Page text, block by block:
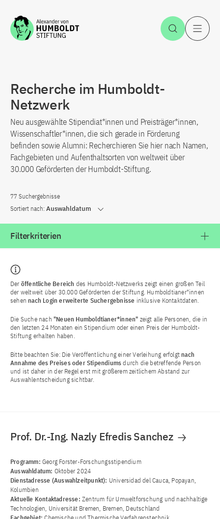
Zum Inhalt springen Suche
Recherche im Humboldt-
Netzwerk
Neu ausgewählte Stipendiat*innen und Preisträger*innen,
Wissenschaftler*innen, die sich gerade in Förderung
befinden sowie Alumni: Recherchieren Sie hier nach Namen,
Fachgebieten und Aufenthaltsorten von weltweit über
30.000 Geförderten der Humboldt-Stiftung.
77 Suchergebnisse
Sortiert nach: Auswahldatum
Filterkriterien
Der öffentliche Bereich des Humboldt-Netzwerks zeigt einen großen Teil
der weltweit über 30.000 Geförderten der Stiftung. Humboldtianer*innen
sehen nach Login erweiterte Suchergebnisse inklusive Kontaktdaten.
Die Suche nach "Neuen Humboldtianer*innen" zeigt alle Personen, die in
den letzten 24 Monaten ein Stipendium oder einen Preis der Humboldt-
Stiftung erhalten haben.
Bitte beachten Sie: Die Veröffentlichung einer Verleihung erfolgt nach
Annahme des Preises oder Stipendiumsdurch die betreffende Person
und ist daher in der Regel erst mit größerem zeitlichem Abstand zur
Auswahlentscheidung sichtbar.
Prof. Dr.-Ing. Nazly Efredis Sanchez
Programm: Georg Forster-Forschungsstipendium
Auswahldatum: Oktober 2024
Dienstadresse (Auswahlzeitpunkt): Universidad del Cauca, Popayan,
Kolumbien
Aktuelle Kontaktadresse: Zentrum für Umweltforschung und nachhaltige
Technologien, Universität Bremen, Bremen, Deutschland